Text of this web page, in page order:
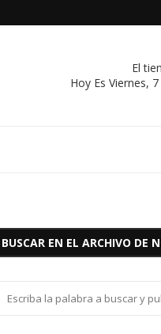
ALIVIO FISCAL PARA
El
Hoy Es Viernes,
BUSCAR EN EL ARCHIVO DE